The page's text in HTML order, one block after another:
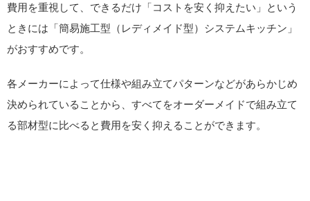
費用を重視して、できるだけ「コストを安く抑えたい」という
ときには「簡易施工型（レディメイド型）システムキッチン」
がおすすめです。
各メーカーによって仕様や組み立てパターンなどがあらかじめ
決められていることから、すべてをオーダーメイドで組み立て
る部材型に比べると費用を安く抑えることができます。